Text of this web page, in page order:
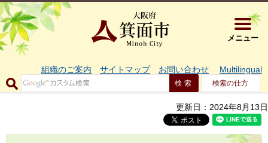
大阪府箕
メニュー
組織のご案内 サイトマップ お問い合わせ Multilingual
検索の仕方
更新日：2024年8月13日